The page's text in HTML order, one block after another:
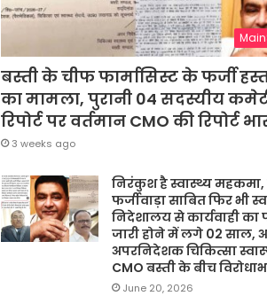
बस्ती के चीफ फार्मासिस्ट के फर्जी
का मामला, पुरानी 04 सदस्यीय
रिपोर्ट पर वर्तमान CMO की रिपोर्ट
3 weeks ago
निरंकुश है स्वास्थ्य
फर्जीवाड़ा साबित फिर भी
निदेशालय से कार्यवाही का
जारी होने में लगे 02 साल,
अपरनिदेशक चिकित्सा
CMO बस्ती के बीच
June 20, 2026